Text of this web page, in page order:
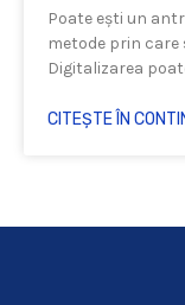
Poate ești un
metode prin
Digitalizarea
CITEȘTE ÎN